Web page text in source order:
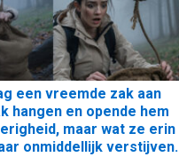
een vreemde zak aan
hangen en opende hem
maar wat ze erin
onmiddellijk verstijven.